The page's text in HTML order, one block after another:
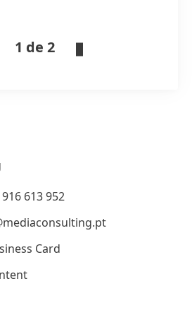
1 de 2
613 952
Card